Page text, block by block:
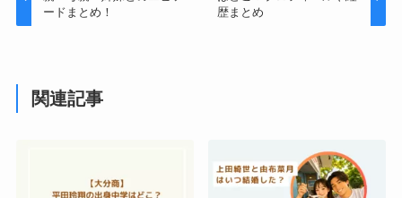
ードまとめ！
歴まとめ
関連記事